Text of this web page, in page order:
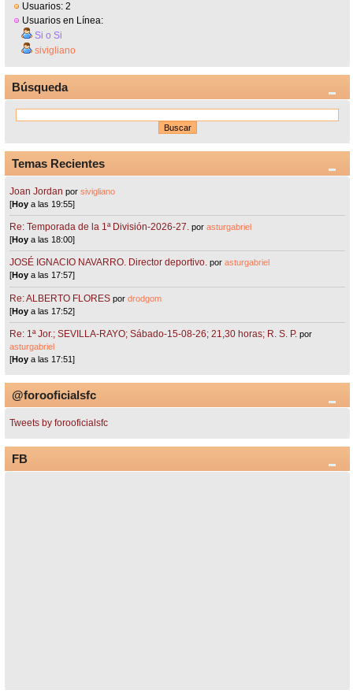
Usuarios: 2
Usuarios en Línea:
Si o Si
sivigliano
Búsqueda
Temas Recientes
Joan Jordan porsivigliano
[Hoy a las 19:55]
Re: Temporada de la 1ª División-2026-27. porasturgabriel
[Hoy a las 18:00]
JOSÉ IGNACIO NAVARRO. Director deportivo. porasturgabriel
[Hoy a las 17:57]
Re: ALBERTO FLORES pordrodgom
[Hoy a las 17:52]
Re: 1ª Jor.; SEVILLA-RAYO; Sábado-15-08-26; 21,30 horas; R. S. P. por
asturgabriel
[Hoy a las 17:51]
@forooficialsfc
Tweets by forooficialsfc
FB